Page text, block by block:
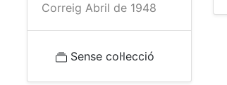
Correig Abril de 1948
Sense col·lecció